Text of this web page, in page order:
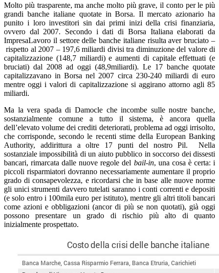
Molto più trasparente, ma anche molto più grave, il conto per le più
grandi banche italiane quotate in Borsa. Il mercato azionario ha
punito i loro investitori sin dai primi inizi della crisi finanziaria,
ovvero dal 2007. Secondo i dati di Borsa Italiana elaborati da
ImpresaLavoro il settore delle banche italiane risulta aver bruciato –
rispetto al 2007 – 197,6 miliardi divisi tra diminuzione del valore di
capitalizzazione (148,7 miliardi) e aumenti di capitale effettuati (e
bruciati) dal 2008 ad oggi (48,9miliardi). Le 17 banche quotate
capitalizzavano in Borsa nel 2007 circa 230-240 miliardi di euro
mentre oggi i valori di capitalizzazione si aggirano attorno agli 85
miliardi.
Ma la vera spada di Damocle che incombe sulle nostre banche,
sostanzialmente comune a tutto il sistema, è ancora quella
dell’elevato volume dei crediti deteriorati, problema ad oggi irrisolto,
che corrisponde, secondo le recenti stime della European Banking
Authority, addirittura a oltre 17 punti del nostro Pil. Nella
sostanziale impossibilità di un aiuto pubblico in soccorso dei dissesti
bancari, rimarcata dalle nuove regole del bail-in, una cosa è certa: i
piccoli risparmiatori dovranno necessariamente aumentare il proprio
grado di consapevolezza, e ricordarsi che in base alle nuove norme
gli unici strumenti davvero tutelati saranno i conti correnti e depositi
(e solo entro i 100mila euro per istituto), mentre gli altri titoli bancari
come azioni e obbligazioni (ancor di più se non quotati), già oggi
possono presentare un grado di rischio più alto di quanto
inizialmente prospettato.